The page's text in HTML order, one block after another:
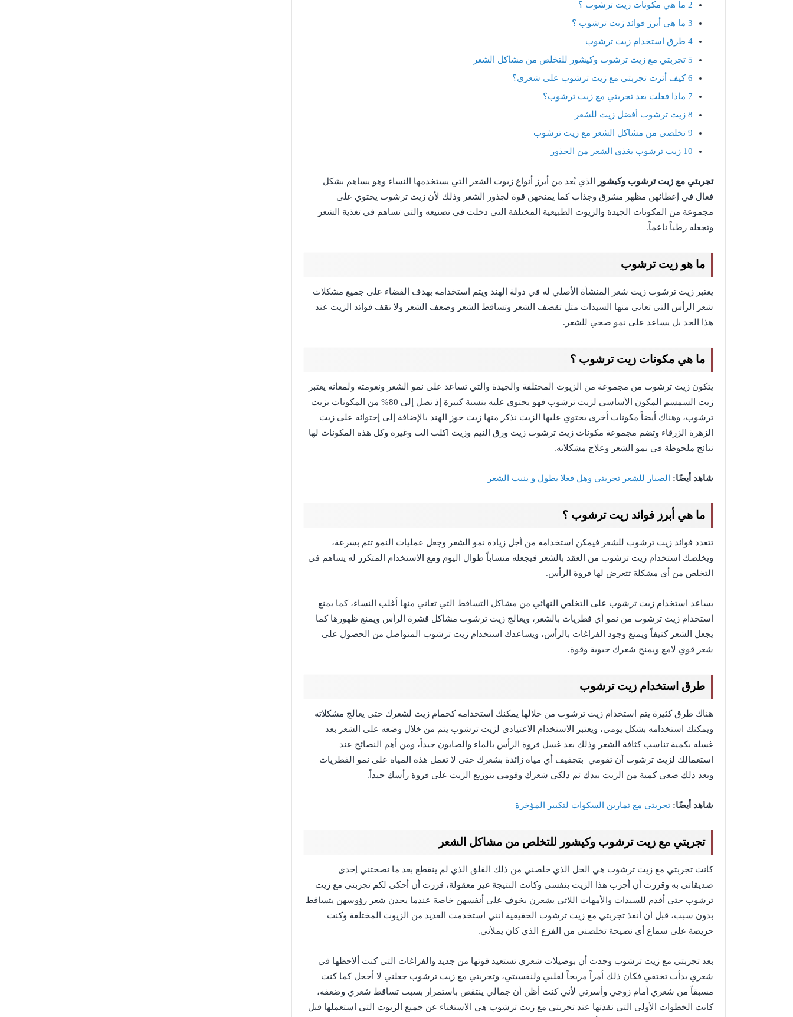
2 ما هي مكونات زيت ترشوب ؟
3 ما هي أبرز فوائد زيت ترشوب ؟
4 طرق استخدام زيت ترشوب
5 تجربتي مع زيت ترشوب وكيشور للتخلص من مشاكل الشعر
6كيف أثرت تجربتي مع زيت ترشوب على شعري؟
7 ماذا فعلت بعد تجربتي مع زيت ترشوب؟
8 زيت ترشوب أفضل زيت للشعر
9 تخلصي من مشاكل الشعر مع زيت ترشوب
10 زيت ترشوب يغذي الشعر من الجذور
تجربتي مع زيت ترشوب وكيشور
الذي يُعد من أبرز أنواع زيوت الشعر التي يستخدمها النساء وهو يساهم بشكل
فعال في إعطائهن مظهر مشرق وجذاب كما يمنحهن قوة لجذور الشعر وذلك لأن زيت ترشوب يحتوي على
مجموعة من المكونات الجيدة والزيوت الطبيعية المختلفة التي دخلت في تصنيعه والتي تساهم في تغذية الشعر
وتجعله رطباً ناعماً.
ما هو زيت ترشوب
يعتبر زيت ترشوب زيت شعر المنشأة الأصلي له في دولة الهند ويتم استخدامه بهدف القضاء على جميع مشكلات
شعر الرأس التي تعاني منها السيدات مثل تقصف الشعر وتساقط الشعر وضعف الشعر ولا تقف فوائد الزيت عند
هذا الحد بل يساعد على نمو صحي للشعر.
ما هي مكونات زيت ترشوب ؟
يتكون زيت ترشوب من مجموعة من الزيوت المختلفة والجيدة والتي تساعد على نمو الشعر ونعومته ولمعانه يعتبر
زيت السمسم المكون الأساسي لزيت ترشوب فهو يحتوي عليه بنسبة كبيرة إذ تصل إلى 80% من المكونات بزيت
ترشوب، وهناك أيضاً مكونات أخرى يحتوي عليها الزيت نذكر منها زيت جوز الهند بالإضافة إلى إحتوائه على زيت
الزهرة الزرقاء وتضم مجموعة مكونات زيت ترشوب زيت ورق النيم وزيت اكلب الب وغيره وكل هذه المكونات لها
نتائج ملحوظة في نمو الشعر وعلاج مشكلاته.
شاهد أيضًا: الصبار للشعر تجربتي وهل فعلا يطول و ينبت الشعر
ما هي أبرز فوائد زيت ترشوب ؟
تتعدد فوائد زيت ترشوب للشعر فيمكن استخدامه من أجل زيادة نمو الشعر وجعل عمليات النمو تتم بسرعة،
ويخلصك استخدام زيت ترشوب من العقد بالشعر فيجعله منساباً طوال اليوم ومع الاستخدام المتكرر له يساهم في
التخلص من أي مشكلة تتعرض لها فروة الرأس.
يساعد استخدام زيت ترشوب على التخلص النهائي من مشاكل التساقط التي تعاني منها أغلب النساء، كما يمنع
استخدام زيت ترشوب من نمو أي فطريات بالشعر، ويعالج زيت ترشوب مشاكل قشرة الرأس ويمنع ظهورها كما
يجعل الشعر كثيفاً ويمنع وجود الفراغات بالرأس، ويساعدك استخدام زيت ترشوب المتواصل من الحصول على
شعر قوي لامع ويمنح شعرك حيوية وقوة.
طرق استخدام زيت ترشوب
هناك طرق كثيرة يتم استخدام زيت ترشوب من خلالها يمكنك استخدامه كحمام زيت لشعرك حتى يعالج مشكلاته
ويمكنك استخدامه بشكل يومي، ويعتبر الاستخدام الاعتيادي لزيت ترشوب يتم من خلال وضعه على الشعر بعد
غسله بكمية تناسب كثافة الشعر وذلك بعد غسل فروة الرأس بالماء والصابون جيداً، ومن أهم النصائح عند
استعمالك لزيت ترشوب أن تقومي بتجفيف أي مياه زائدة بشعرك حتى لا تعمل هذه المياه على نمو الفطريات
وبعد ذلك ضعي كمية من الزيت بيدك ثم دلكي شعرك وقومي بتوزيع الزيت على فروة رأسك جيداً.
شاهد أيضًا: تجربتي مع تمارين السكوات لتكبير المؤخرة
تجربتي مع زيت ترشوب وكيشور للتخلص من مشاكل الشعر
كانت تجربتي مع زيت ترشوب هي الحل الذي خلصني من ذلك القلق الذي لم ينقطع بعد ما نصحتني إحدى
صديقاتي به وقررت أن أجرب هذا الزيت بنفسي وكانت النتيجة غير معقولة، قررت أن أحكي لكم تجربتي مع زيت
ترشوب حتى أقدم للسيدات والأمهات اللاتي يشعرن بخوف على أنفسهن خاصة عندما يجدن شعر رؤوسهن يتساقط
بدون سبب، قبل أن أنفذ تجربتي مع زيت ترشوب الحقيقية أنني استخدمت العديد من الزيوت المختلفة وكنت
حريصة على سماع أي نصيحة تخلصني من الفزع الذي كان يملأني.
بعد تجربتي مع زيت ترشوب وجدت أن بوصيلات شعري تستعيد قوتها من جديد والفراغات التي كنت ألاحظها في
شعري بدأت تختفي فكان ذلك أمراً مريحاً لقلبي ولنفسيتي، وتجربتي مع زيت ترشوب جعلني لا أخجل كما كنت
مسبقاً من شعري أمام زوجي وأسرتي لأني كنت أظن أن جمالي ينتقص باستمرار بسبب تساقط شعري وضعفه،
كانت الخطوات الأولى التي نفذتها عند تجربتي مع زيت ترشوب هي الاستغناء عن جميع الزيوت التي استعملها قبل